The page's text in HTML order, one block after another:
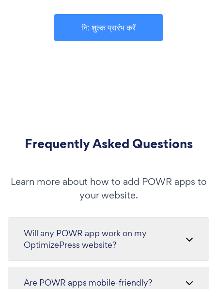
नि: शुल्क प्रारंभ करें
Frequently Asked Questions
Learn more about how to add POWR apps to
your website.
Will any POWR app work on my
OptimizePress website?
Are POWR apps mobile-friendly?